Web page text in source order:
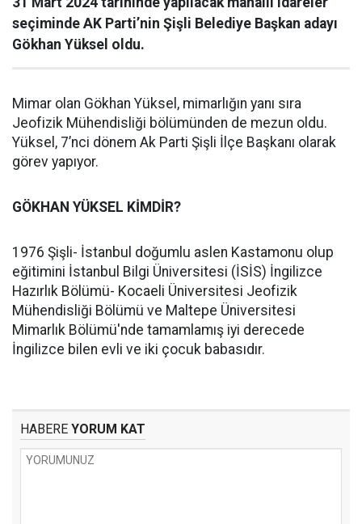
seçiminde AK Parti’nin Şişli Belediye Başkan adayı
Gökhan Yüksel oldu.
Mimar olan Gökhan Yüksel, mimarlığın yanı sıra
Jeofizik Mühendisliği bölümünden de mezun oldu.
Yüksel, 7’nci dönem Ak Parti Şişli İlçe Başkanı olarak
görev yapıyor.
GÖKHAN YÜKSEL KİMDİR?
1976 Şişli- İstanbul doğumlu aslen Kastamonu olup
eğitimini İstanbul Bilgi Üniversitesi (İSİS) İngilizce
Hazırlık Bölümü- Kocaeli Üniversitesi Jeofizik
Mühendisliği Bölümü ve Maltepe Üniversitesi
Mimarlık Bölümü'nde tamamlamış iyi derecede
İngilizce bilen evli ve iki çocuk babasıdır.
HABERE YORUM KAT